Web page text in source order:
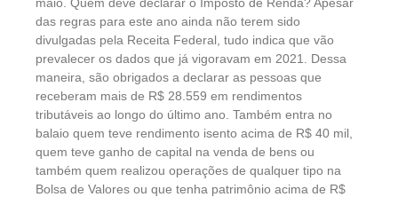
das regras para este ano ainda não terem sido
divulgadas pela Receita Federal, tudo indica que vão
prevalecer os dados que já vigoravam em 2021. Dessa
maneira, são obrigados a declarar as pessoas que
receberam mais de R$ 28.559 em rendimentos
tributáveis ao longo do último ano. Também entra no
balaio quem teve rendimento isento acima de R$ 40 mil,
quem teve ganho de capital na venda de bens ou
também quem realizou operações de qualquer tipo na
Bolsa de Valores ou que tenha patrimônio acima de R$